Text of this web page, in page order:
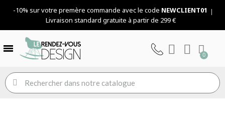
-10% sur votre premère commande avec le code NEWCLIENT01
Livraison standard gratuite à partir de 299 €